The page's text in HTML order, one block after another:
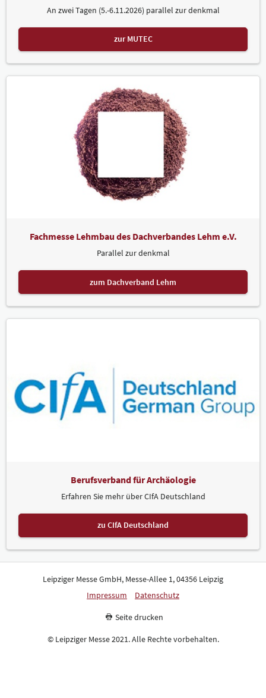
An zwei Tagen (5.-6.11.2026) parallel zur denkmal
zur MUTEC
Fachmesse Lehmbau des Dachverbandes Lehm e.V.
Parallel zur denkmal
zum Dachverband Lehm
Berufsverband für Archäologie
Erfahren Sie mehr über CIfA Deutschland
zu CIfA Deutschland
Leipziger Messe GmbH, Messe-Allee 1, 04356 Leipzig
Impressum
Datenschutz
Seite drucken
© Leipziger Messe 2021. Alle Rechte vorbehalten.